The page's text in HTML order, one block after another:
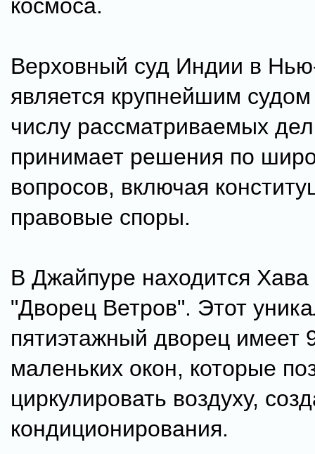
космоса.
Верховный суд Индии в
является крупнейшим
числу рассматриваемых
принимает решения по
вопросов, включая
правовые споры.
В Джайпуре находится
"Дворец Ветров". Этот
пятиэтажный дворец имеет
маленьких окон, которые
циркулировать воздуху,
кондиционирования.